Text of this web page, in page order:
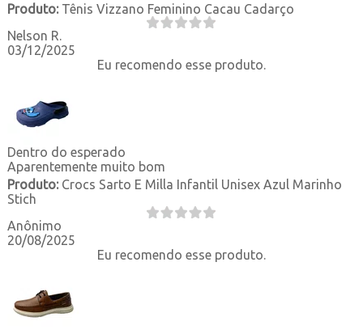
Produto:Tênis Vizzano Feminino Cacau Cadarço
Nelson R.
03/12/2025
Eu recomendo esse produto.
Dentro do esperado
Aparentemente muito bom
Produto:Crocs Sarto E Milla Infantil Unisex Azul Marinho
Stich
Anônimo
20/08/2025
Eu recomendo esse produto.